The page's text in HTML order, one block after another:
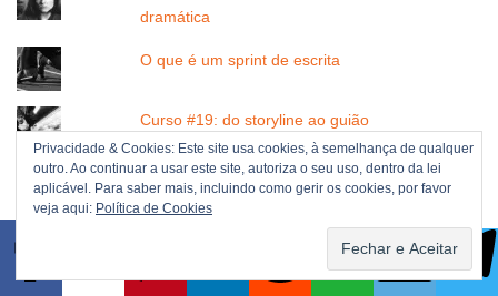
dramática
O que é um sprint de escrita
Curso #19: do storyline ao guião
Como escrever Mensagens de Texto num guião
- as várias opções
Privacidade & Cookies: Este site usa cookies, à semelhança de qualquer
outro. Ao continuar a usar este site, autoriza o seu uso, dentro da lei
aplicável. Para saber mais, incluindo como gerir os cookies, por favor
veja aqui: Política de Cookies